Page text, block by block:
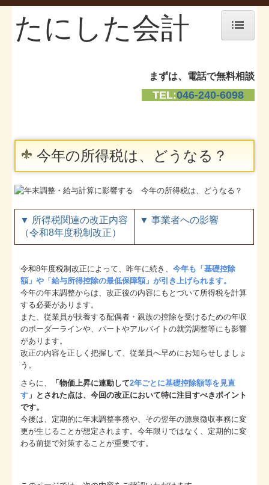
求人情報
交通案内
料金について
リンク集
お問合せ
補助金・助成金・融資情報
関与先向け融資商品ご紹介
経営者お役立ち情報
社長メニューASP版
TKCシステムQ&A
経営革新等支援機関とは
たにした会計
まずは、電話で無料相談
TEL:046-240-6098
今年の所得税は、どうなる？
▼ 所得税関連の改正内容
（令和8年度税制改正）
▼事業者への影響
令和8年度税制改正によって、昨年に続き、今年も「基礎控除
額」や「給与所得控除の最低保障額」が引き上げられます。
今年の年末調整からは、改正後の内容にもとづいて所得税を計算
する必要があります。
また、従業員が扶養する配偶者・親族の控除を受けるための年収
のボーダーラインや、パートやアルバイトの就労調整等にも影響
があります。
改正の内容を正しく把握して、従業員へ早めにお知らせしましょ
う。
さらに、
「物価上昇に連動して2年ごとに基礎控除額等を見直
す 」とされた点は、今回の改正において特に注目すべきポイント
です。
今後は、定期的に年末調整事務や、その翌年の源泉徴収事務に変
更が生じることが想定されます。今年限りではなく、定期的に変
わる前提で対策することが重要です。